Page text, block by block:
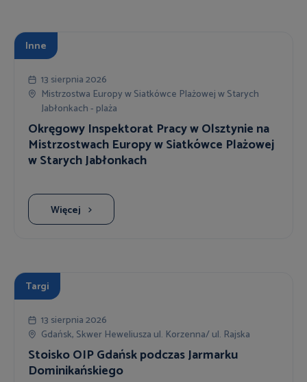
Inne
13 sierpnia 2026
Mistrzostwa Europy w Siatkówce Plażowej w Starych
Jabłonkach - plaża
Okręgowy Inspektorat Pracy w Olsztynie na
Mistrzostwach Europy w Siatkówce Plażowej
w Starych Jabłonkach
Więcej
Targi
13 sierpnia 2026
Gdańsk, Skwer Heweliusza ul. Korzenna/ ul. Rajska
Stoisko OIP Gdańsk podczas Jarmarku
Dominikańskiego